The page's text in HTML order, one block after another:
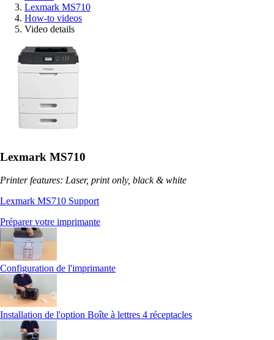
Lexmark MS710
How-to videos
Video details
Lexmark MS710
Printer features: Laser, print only, black & white
Lexmark MS710 Support
Préparer votre imprimante
Configuration de l'imprimante
Installation de l'option Boîte à lettres 4 réceptacles